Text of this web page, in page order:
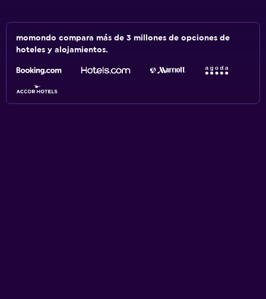
momondo compara más de 3 millones de opciones de
hoteles y alojamientos.